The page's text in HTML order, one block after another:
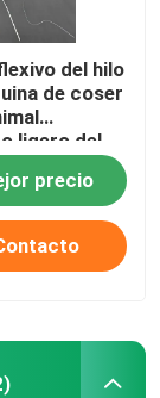
del hilo
de coser
ligero del
de la tela de
bordado
precio